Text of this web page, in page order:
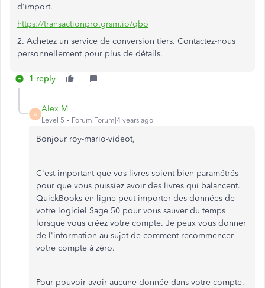
d'import.
https://transactionpro.grsm.io/qbo
2. Achetez un service de conversion tiers. Contactez-nous
personnellement pour plus de détails.
1 reply
A
Alex M
Level 5 Forum|Forum|4 years ago
Bonjour roy-mario-videot,
C'est important que vos livres soient bien paramétrés
pour que vous puissiez avoir des livres qui balancent.
QuickBooks en ligne peut importer des données de
votre logiciel Sage 50 pour vous sauver du temps
lorsque vous créez votre compte. Je peux vous donner
de l'information au sujet de comment recommencer
votre compte à zéro.
Pour pouvoir avoir aucune donnée dans votre compte,